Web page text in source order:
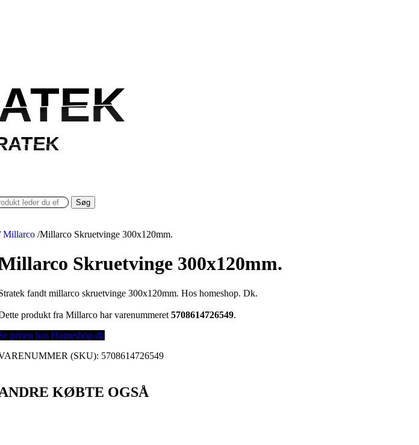
Søg
Millarco /Millarco Skruetvinge 300x120mm.
Skruetvinge 300x120mm.
fandt millarco skruetvinge 300x120mm. Hos homeshop. Dk.
produkt fra Millarco har varenummeret5708614726549.
prisen hos Homeshop.dk
(SKU): 5708614726549
KØBTE OGSÅ